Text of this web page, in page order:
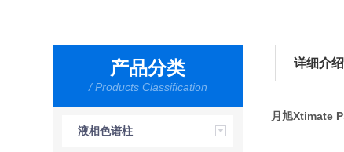
产品分类
/ Products Classification
液相色谱柱
详细介绍
月旭Xtimate